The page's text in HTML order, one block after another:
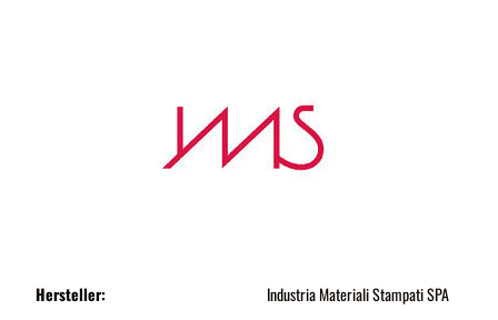
Hersteller:
Industria Materiali Stampati SPA